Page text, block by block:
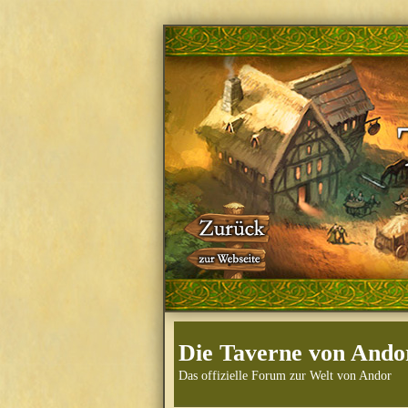
Die Taverne von
Das offizielle Forum zur Welt von Andor